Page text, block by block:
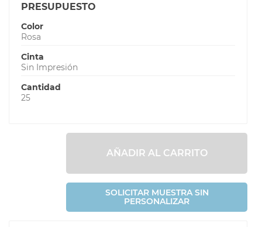
PRESUPUESTO
Color
Rosa
Cinta
Sin Impresión
Cantidad
25
AÑADIR AL CARRITO
SOLICITAR MUESTRA SIN
PERSONALIZAR